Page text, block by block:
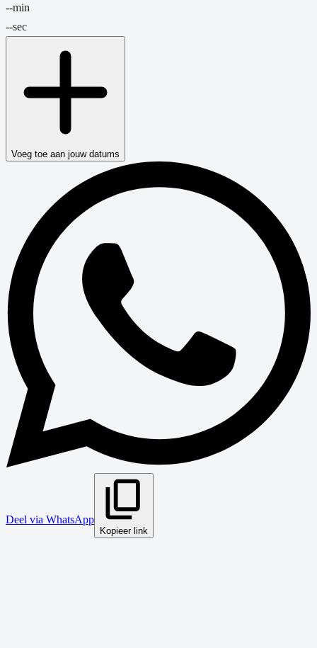
--min
--sec
Voeg toe aan jouw datums
Deel via WhatsApp
Kopieer link